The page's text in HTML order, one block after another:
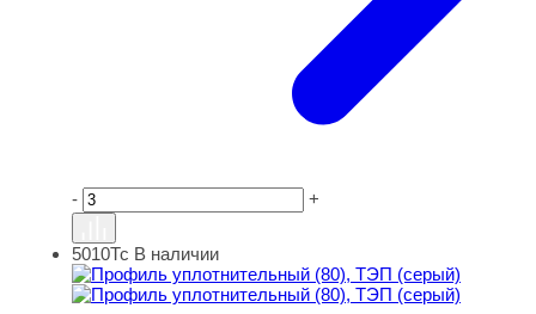
- +
Профиль уплотнительный (80), ТЭП (серый)
5010Тс В наличии